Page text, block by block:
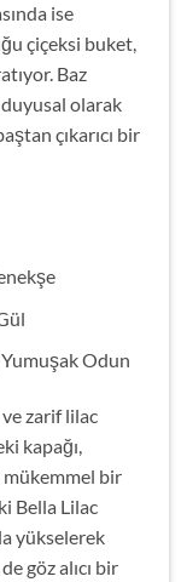
ise
çiçeksi buket,
Baz
olarak
çıkarıcı bir
Odun
zarif lilac
kapağı,
mükemmel bir
Bella Lilac
yükselerek
göz alıcı bir